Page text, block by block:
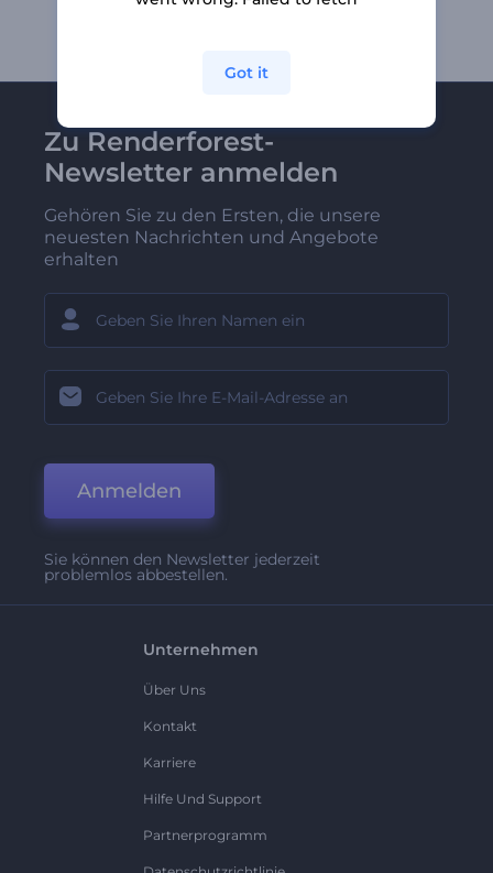
Zu Renderforest-
Newsletter anmelden
Gehören Sie zu den Ersten, die unsere
neuesten Nachrichten und Angebote
erhalten
Anmelden
Sie können den Newsletter jederzeit
problemlos abbestellen.
Unternehmen
Über Uns
Kontakt
Karriere
Hilfe Und Support
Partnerprogramm
Got it